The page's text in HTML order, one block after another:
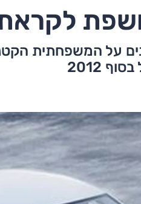
על המשפחתית
2012